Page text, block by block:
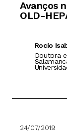
Avanços
OLD-
Rocío
Doutora
24/07/2019